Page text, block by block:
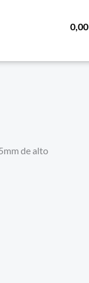
0,00
de alto